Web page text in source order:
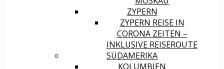
ZYPERN
ZYPERN REISE IN
CORONA ZEITEN –
INKLUSIVE REISEROUTE
SÜDAMERIKA
KOLUMBIEN